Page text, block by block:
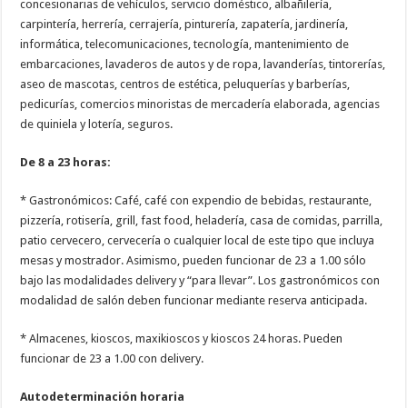
concesionarias de vehículos, servicio doméstico, albañilería,
carpintería, herrería, cerrajería, pinturería, zapatería, jardinería,
informática, telecomunicaciones, tecnología, mantenimiento de
embarcaciones, lavaderos de autos y de ropa, lavanderías, tintorerías,
aseo de mascotas, centros de estética, peluquerías y barberías,
pedicurías, comercios minoristas de mercadería elaborada, agencias
de quiniela y lotería, seguros.
De 8 a 23 horas:
* Gastronómicos: Café, café con expendio de bebidas, restaurante,
pizzería, rotisería, grill, fast food, heladería, casa de comidas, parrilla,
patio cervecero, cervecería o cualquier local de este tipo que incluya
mesas y mostrador. Asimismo, pueden funcionar de 23 a 1.00 sólo
bajo las modalidades delivery y “para llevar”. Los gastronómicos con
modalidad de salón deben funcionar mediante reserva anticipada.
* Almacenes, kioscos, maxikioscos y kioscos 24 horas. Pueden
funcionar de 23 a 1.00 con delivery.
Autodeterminación horaria